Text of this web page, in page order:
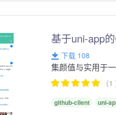
基于uni-app的
下载 108
集颜值与实用于
（
github-client uni-